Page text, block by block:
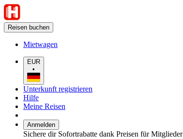
Reisen buchen
Mietwagen
EUR
•
Unterkunft registrieren
Hilfe
Meine Reisen
Anmelden
Sichere dir Sofortrabatte dank Preisen für Mitglieder